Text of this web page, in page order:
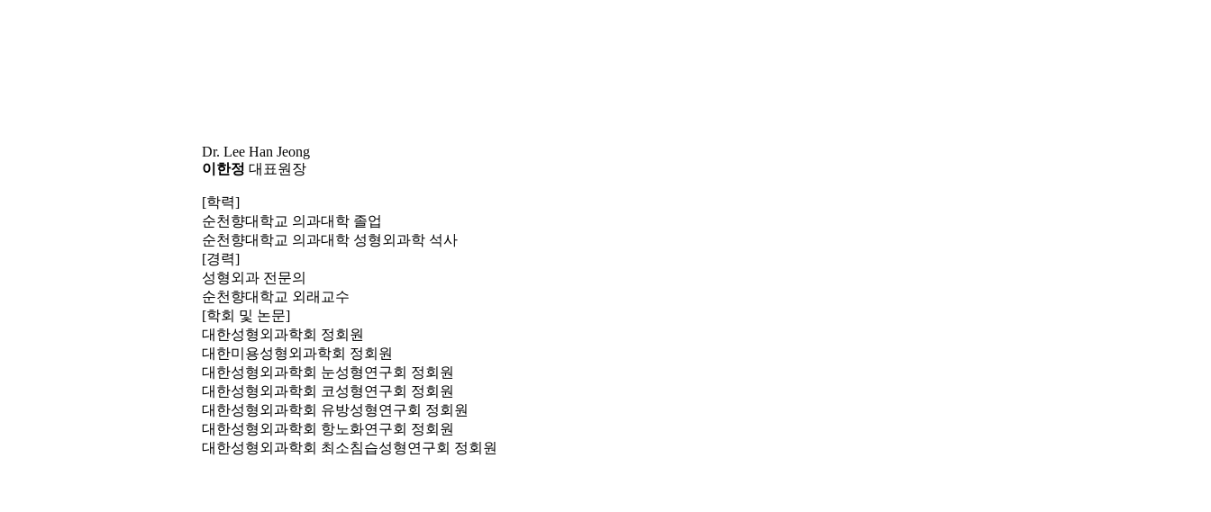
Dr. Lee Han Jeong
이한정 대표원장
[학력]
순천향대학교 의과대학 졸업
순천향대학교 의과대학 성형외과학 석사
[경력]
성형외과 전문의
순천향대학교 외래교수
[학회 및 논문]
대한성형외과학회 정회원
대한미용성형외과학회 정회원
대한성형외과학회 눈성형연구회 정회원
대한성형외과학회 코성형연구회 정회원
대한성형외과학회 유방성형연구회 정회원
대한성형외과학회 항노화연구회 정회원
대한성형외과학회 최소침습성형연구회 정회원